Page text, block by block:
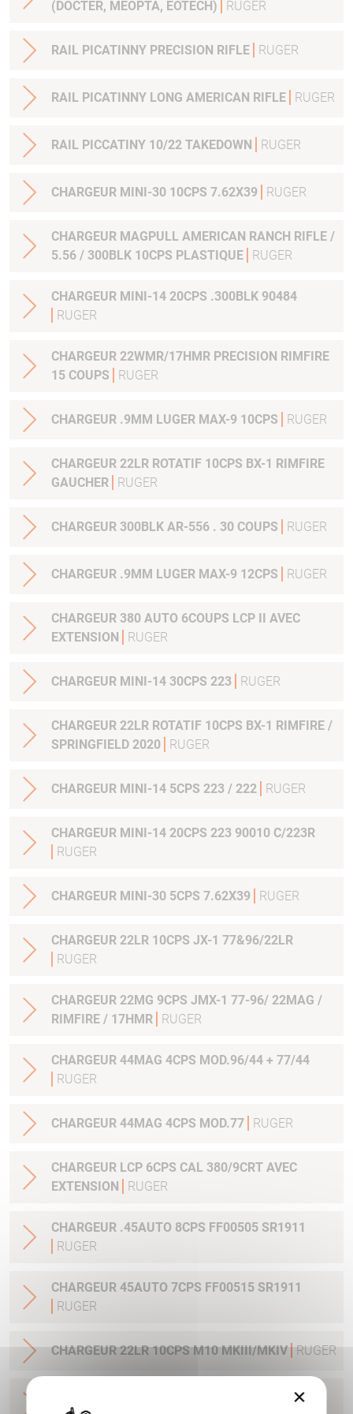
(DOCTER, MEOPTA, EOTECH) RUGER
RAIL PICATINNY PRECISION RIFLE RUGER
RAIL PICATINNY LONG AMERICAN RIFLE RUGER
RAIL PICCATINY 10/22 TAKEDOWN RUGER
CHARGEUR MINI-30 10CPS 7.62X39 RUGER
CHARGEUR MAGPULL AMERICAN RANCH RIFLE /
5.56 / 300BLK 10CPS PLASTIQUE
RUGER
CHARGEUR MINI-14 20CPS .300BLK 90484
RUGER
CHARGEUR 22WMR/17HMR PRECISION RIMFIRE
15 COUPS
RUGER
CHARGEUR .9MM LUGER MAX-9 10CPS RUGER
CHARGEUR 22LR ROTATIF 10CPS BX-1 RIMFIRE
GAUCHER
RUGER
CHARGEUR 300BLK AR-556 . 30 COUPS RUGER
CHARGEUR .9MM LUGER MAX-9 12CPS RUGER
CHARGEUR 380 AUTO 6COUPS LCP II AVEC
EXTENSION
RUGER
CHARGEUR MINI-14 30CPS 223 RUGER
CHARGEUR 22LR ROTATIF 10CPS BX-1 RIMFIRE /
SPRINGFIELD 2020
RUGER
CHARGEUR MINI-14 5CPS 223 / 222 RUGER
CHARGEUR MINI-14 20CPS 223 90010 C/223R
RUGER
CHARGEUR MINI-30 5CPS 7.62X39 RUGER
CHARGEUR 22LR 10CPS JX-1 77&96/22LR
RUGER
CHARGEUR 22MG 9CPS JMX-1 77-96/ 22MAG /
RIMFIRE / 17HMR
RUGER
CHARGEUR 44MAG 4CPS MOD.96/44 + 77/44
RUGER
CHARGEUR 44MAG 4CPS MOD.77 RUGER
CHARGEUR LCP 6CPS CAL 380/9CRT AVEC
EXTENSION
RUGER
CHARGEUR .45AUTO 8CPS FF00505 SR1911
RUGER
CHARGEUR 45AUTO 7CPS FF00515 SR1911
RUGER
CHARGEUR 22LR 10CPS M10 MKIII/MKIV RUGER
CHARGEUR 45 AUTO 10CPS AMERICAN PISTOL
×